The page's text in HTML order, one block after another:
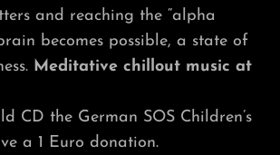
and reaching the “alpha
becomes possible, a state of
Meditative chillout music at
CD the German SOS Children’s
a 1 Euro donation.